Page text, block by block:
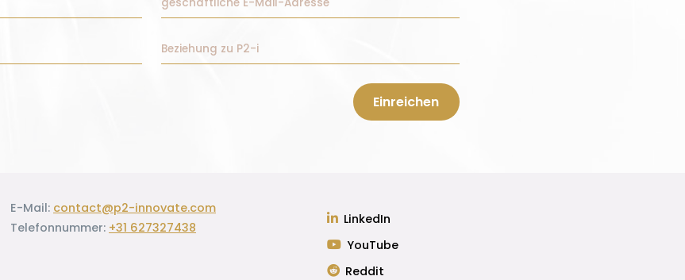
E-Mail: contact@p2-innovate.com
Telefonnummer: +31 627327438
LinkedIn
YouTube
Reddit